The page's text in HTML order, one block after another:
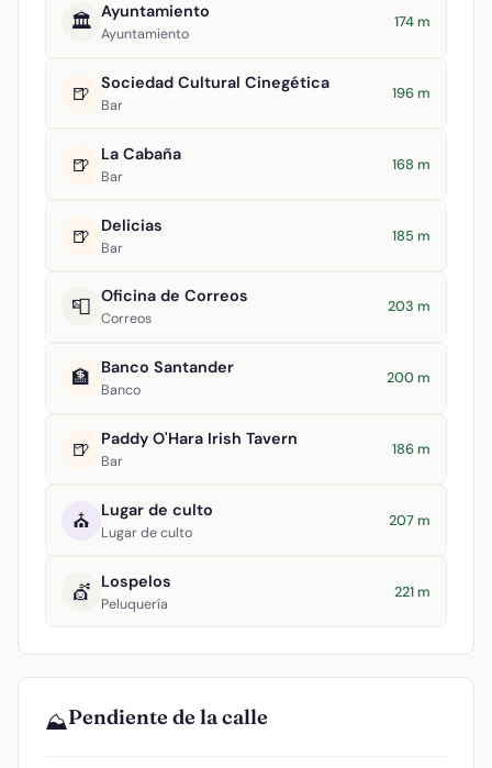
🏛️ Ayuntamiento
Ayuntamiento
174 m
🍺 Sociedad Cultural Cinegética
Bar
196 m
🍺 La Cabaña
Bar
168 m
🍺 Delicias
Bar
185 m
📮 Oficina de Correos
Correos
203 m
🏦 Banco Santander
Banco
200 m
🍺 Paddy O'Hara Irish Tavern
Bar
186 m
⛪ Lugar de culto
Lugar de culto
207 m
💇 Lospelos
Peluquería
221 m
⛰️Pendiente de la calle